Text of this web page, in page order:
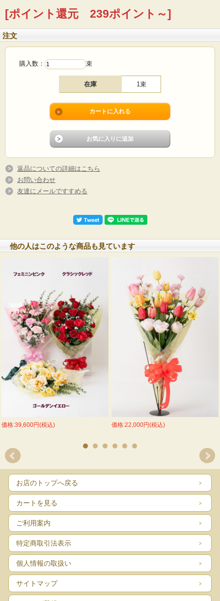
[ポイント還元 239ポイント～]
注文
購入数： 束
在庫 1束
返品についての詳細はこちら
お問い合わせ
友達にメールですすめる
他の人はこのような商品も見ています
価格:39,600円(税込) 価格:22,000円(税込)
お店のトップへ戻る
カートを見る
ご利用案内
特定商取引法表示
個人情報の取扱い
サイトマップ